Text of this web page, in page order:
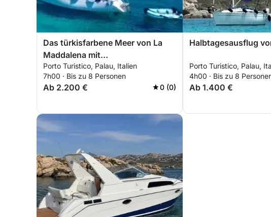
Das türkisfarbene Meer von La
Maddalena mit
Segelmöglichkeiten
Porto Turistico, Palau, Italien
7h00 · Bis zu 8 Personen
Ab 2.200 € 0 (0)
Halbtagesausflug
Porto Turistico, Palau,
4h00 · Bis zu 8
Ab 1.400 €